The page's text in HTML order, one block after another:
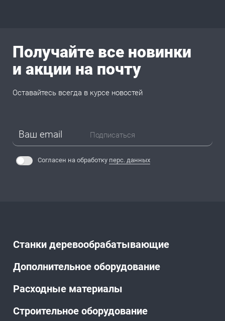
Станки деревообрабатывающие
Дополнительное оборудование
Расходные материалы
Строительное оборудование
Получайте все новинки
и акции на почту
Оставайтесь всегда в курсе новостей
Подписаться
Согласен на обработку перс. данных